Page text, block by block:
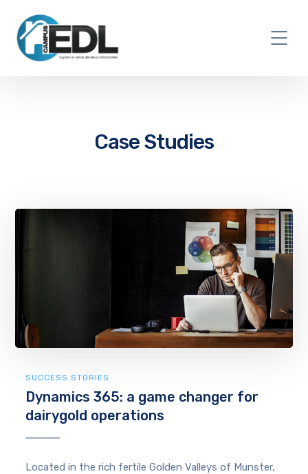
Case Studies
SUCCESS STORIES
Dynamics 365: a game changer for
dairygold operations
Located in the rich fertile Golden Valleys of Munster,